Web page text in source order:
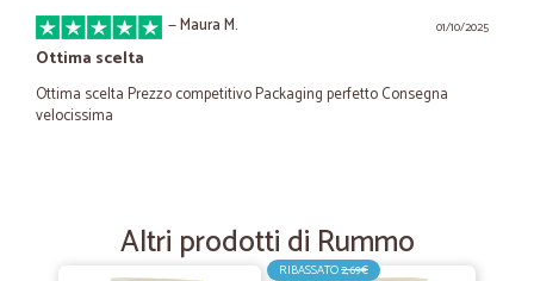
01/10/2025
—Maura M.
Ottima scelta
Ottima scelta Prezzo competitivo Packaging perfetto Consegna
velocissima
Ottimo prodotto
Ottimo prodotto, consegna veloce
Altri prodotti di Rummo
RIBASSATO2,69€